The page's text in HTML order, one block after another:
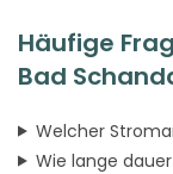
Häufige
Bad
Welcher
Wie lange